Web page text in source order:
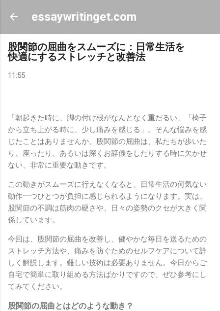
スキップしてメイン コンテンツに移動
essaywritinget.com
股関節の屈曲をスムーズに：日常生活を
快適にするストレッチと改善法
11:55
「朝起きた時に、脚の付け根がなんとなく重だるい」「椅子
から立ち上がる時に、少し痛みを感じる」。そんな悩みを感
じたことはありませんか。股関節の屈曲は、私たちが歩いた
り、座ったり、あるいは深くお辞儀をしたりする時に欠かせ
ない、非常に重要な動きです。
この動きがスムーズに行えなくなると、日常生活の何気ない
動作一つひとつが負担に感じられるようになります。実は、
股関節の不調は筋肉の硬さや、日々の姿勢のクセが大きく関
係しています。
今回は、股関節の屈曲を改善し、健やかな毎日を送るための
ストレッチ方法や、痛みを防ぐためのセルフケアについて詳
しく解説します。難しい技術は必要ありません。今日からご
自宅で簡単に取り組める方法ばかりですので、ぜひ参考にし
てみてください。
股関節の屈曲とはどのような動き？